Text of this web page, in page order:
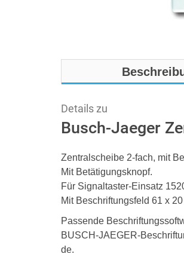
Details zu
Busch-Jaeger
Zentralscheibe 2-fach, mit
Mit Betätigungsknopf.
Für Signaltaster-Einsatz
Mit Beschriftungsfeld 61 x 20
Passende
BUSCH-JAEGER-
de.